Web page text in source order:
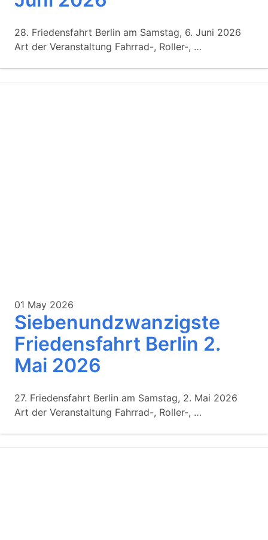
28. Friedensfahrt Berlin am Samstag, 6. Juni 2026
Art der Veranstaltung Fahrrad-, Roller-, …
01 May 2026
Siebenundzwanzigste
Friedensfahrt Berlin 2.
Mai 2026
27. Friedensfahrt Berlin am Samstag, 2. Mai 2026
Art der Veranstaltung Fahrrad-, Roller-, …